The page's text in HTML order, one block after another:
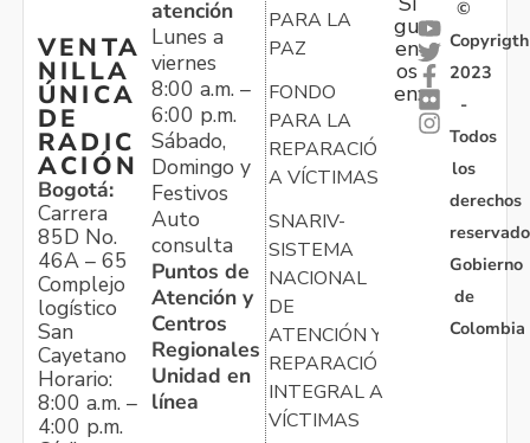
VENTA
NILLA
ÚNICA
DE
RADIC
ACIÓN
Bogotá:
Carrera
85D No.
46A – 65
Complejo
logístico
San
Cayetano
Horario:
8:00 a.m. –
4:00 p.m.
atención
Lunes a
viernes
8:00 a.m. –
6:00 p.m.
Sábado,
Domingo y
Festivos
Auto
consulta
Puntos de
Atención y
Centros
Regionales
Unidad en
línea
PARA LA
PAZ
FONDO
PARA LA
REPARACIÓN
A VÍCTIMAS
SNARIV-
SISTEMA
NACIONAL
DE
ATENCIÓN Y
REPARACIÓN
INTEGRAL A
VÍCTIMAS
gu
en
os
en:
©
Copyrigth
2023
-
Todos
los
derechos
Gobierno
de
Colombia